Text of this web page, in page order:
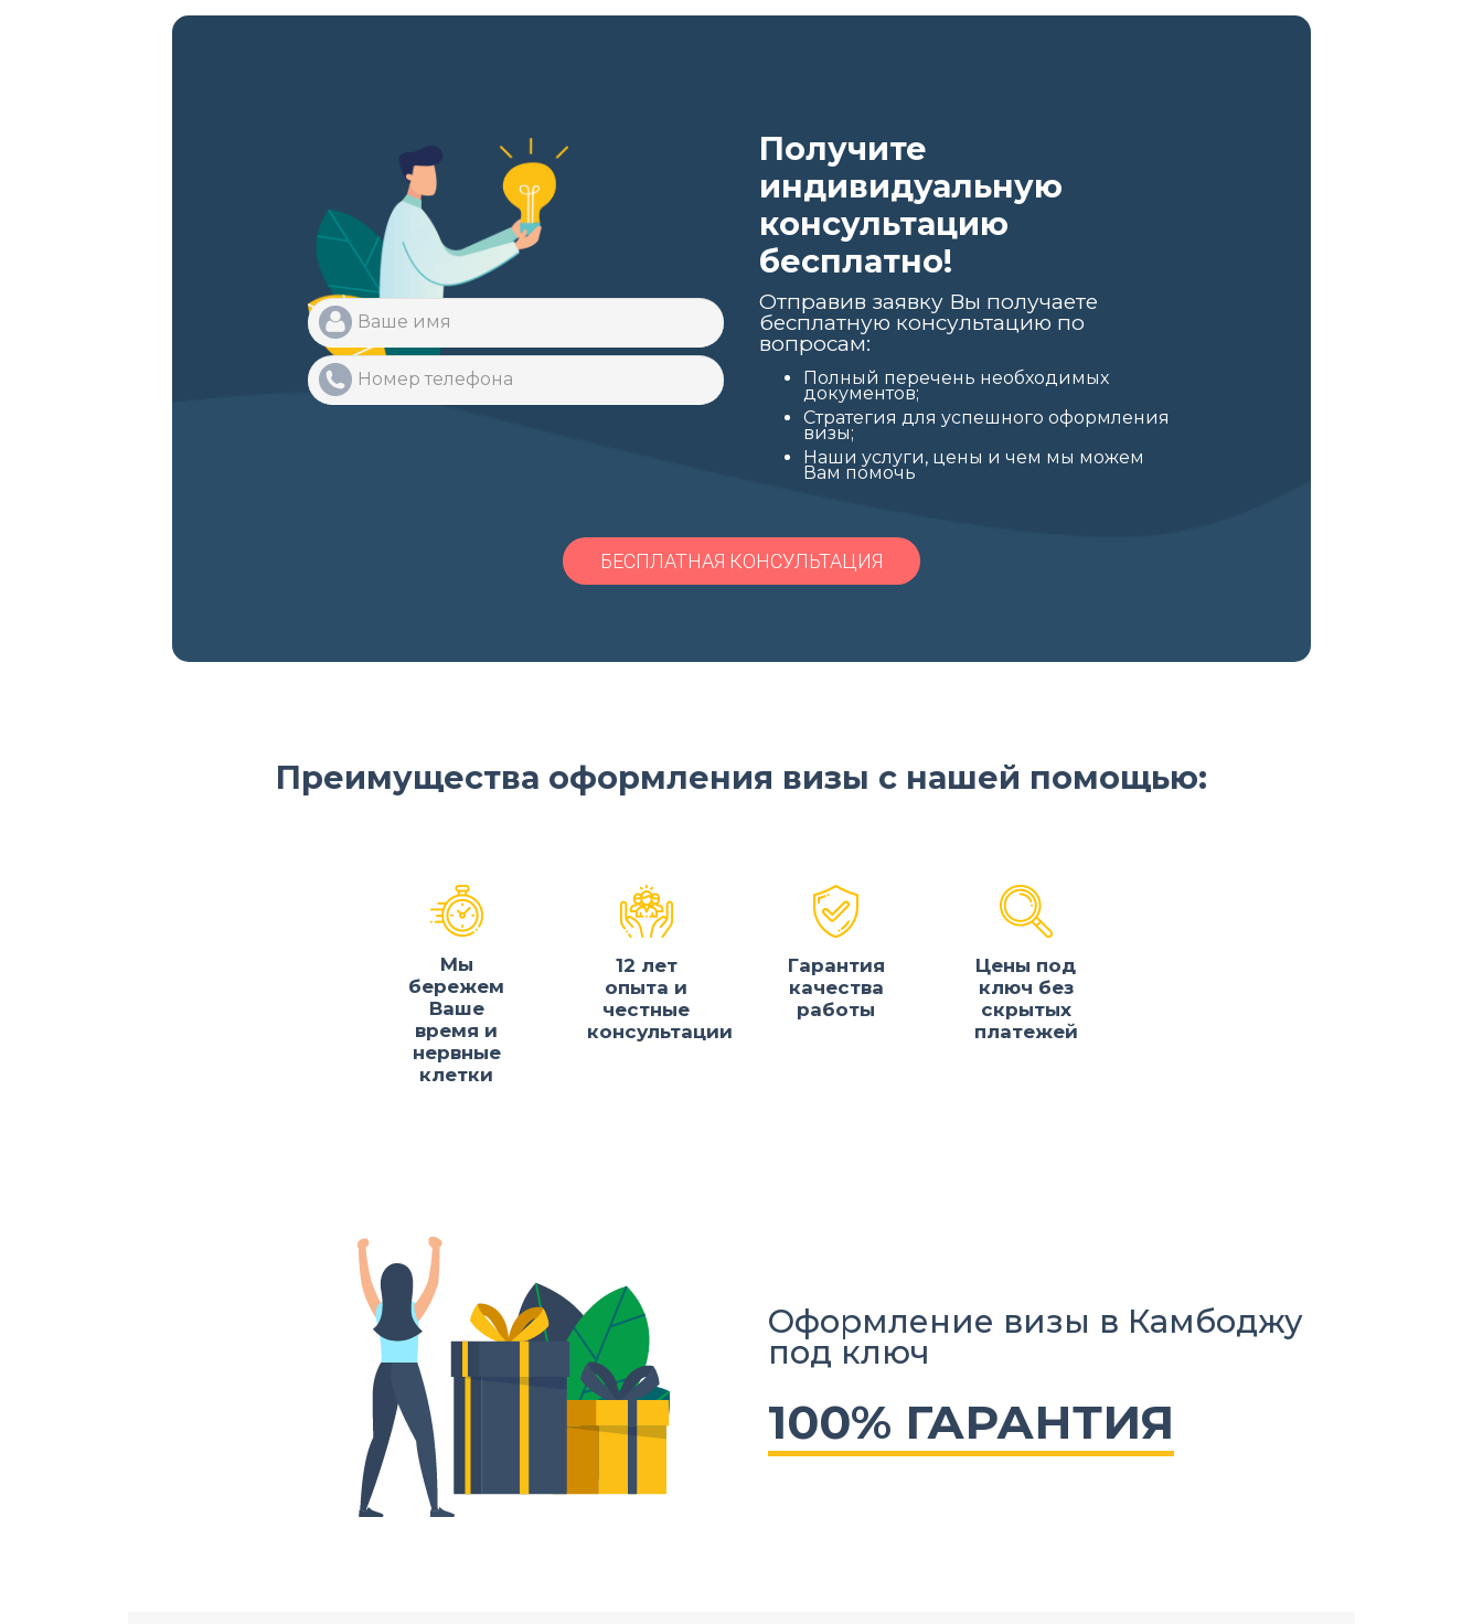
Получите
индивидуальную
консультацию
бесплатно!
Отправив заявку Вы получаете
бесплатную консультацию по
вопросам:
Полный перечень необходимых
документов;
Стратегия для успешного оформления
визы;
Наши услуги, цены и чем мы можем
Вам помочь
Преимущества оформления визы с нашей помощью:
Мы
бережем
Ваше
время и
нервные
клетки
12 лет
опыта и
честные
консультации
Гарантия
качества
работы
Цены под
ключ без
скрытых
платежей
Оформление визы в Камбоджу
под ключ
100% ГАРАНТИЯ